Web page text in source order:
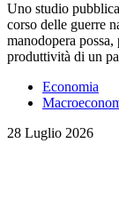
Uno studio
corso delle guerre
manodopera
produttività di un
Economia
28 Luglio 2026